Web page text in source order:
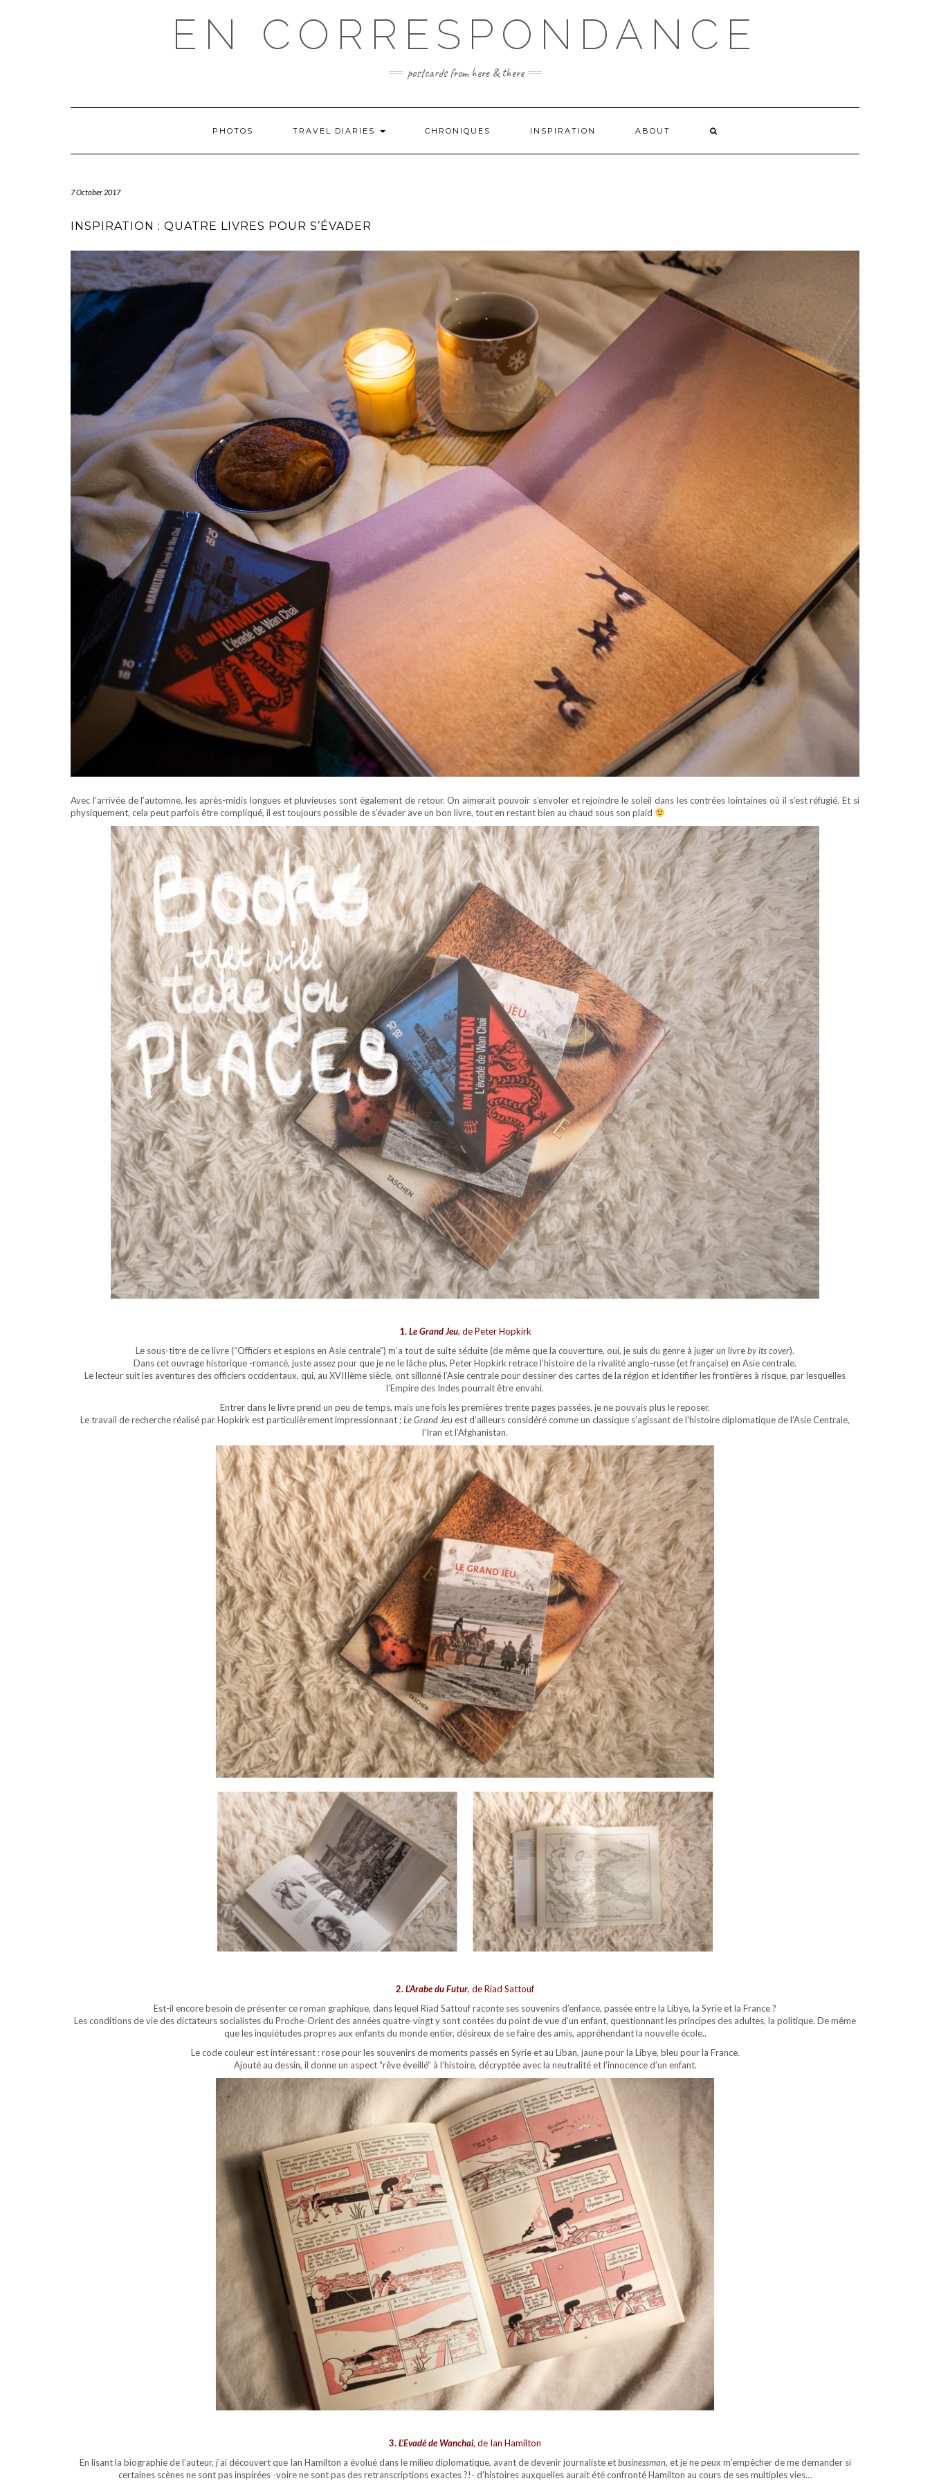
EN CORRESPONDANCE
postcards from here & there
PHOTOS TRAVEL DIARIES CHRONIQUES INSPIRATION ABOUT
7 October 2017
INSPIRATION : QUATRE LIVRES POUR S’ÉVADER
Avec l’arrivée de l’automne, les après-midis longues et pluvieuses sont également de retour. On aimerait pouvoir s’envoler et rejoindre le soleil dans les contrées lointaines où il s’est réfugié. Et si
physiquement, cela peut parfois être compliqué, il est toujours possible de s’évader ave un bon livre, tout en restant bien au chaud sous son plaid
1.Le Grand Jeu, de Peter Hopkirk
Le sous-titre de ce livre (“Officiers et espions en Asie centrale”) m’a tout de suite séduite (de même que la couverture, oui, je suis du genre à juger un livreby its cover).
Dans cet ouvrage historique -romancé, juste assez pour que je ne le lâche plus, Peter Hopkirk retrace l’histoire de la rivalité anglo-russe (et française) en Asie centrale.
Le lecteur suit les aventures des officiers occidentaux, qui, au XVIIIème siècle, ont sillonné l’Asie centrale pour dessiner des cartes de la région et identifier les frontières à risque, par lesquelles
l’Empire des Indes pourrait être envahi.
Entrer dans le livre prend un peu de temps, mais une fois les premières trente pages passées, je ne pouvais plus le reposer.
Le travail de recherche réalisé par Hopkirk est particulièrement impressionnant ;Le Grand Jeuest d’ailleurs considéré comme un classique s’agissant de l’histoire diplomatique de l’Asie Centrale,
l’Iran et l’Afghanistan.
2.L’Arabe du Futur, de Riad Sattouf
Est-il encore besoin de présenter ce roman graphique, dans lequel Riad Sattouf raconte ses souvenirs d’enfance, passée entre la Libye, la Syrie et la France ?
Les conditions de vie des dictateurs socialistes du Proche-Orient des années quatre-vingt y sont contées du point de vue d’un enfant, questionnant les principes des adultes, la politique. De même
que les inquiétudes propres aux enfants du monde entier, désireux de se faire des amis, appréhendant la nouvelle école..
Le code couleur est intéressant : rose pour les souvenirs de moments passés en Syrie et au Liban, jaune pour la Libye, bleu pour la France.
Ajouté au dessin, il donne un aspect “rêve éveillé” à l’histoire, décryptée avec la neutralité et l’innocence d’un enfant.
3.L’Evadé de Wanchai, de Ian Hamilton
En lisant la biographie de l’auteur, j’ai découvert que Ian Hamilton a évolué dans le milieu diplomatique, avant de devenir journaliste etbusinessman, et je ne peux m’empêcher de me demander si
certaines scènes ne sont pas inspirées -voire ne sont pas des retranscriptions exactes ?!- d’histoires auxquelles aurait été confronté Hamilton au cours de ses multiples vies…